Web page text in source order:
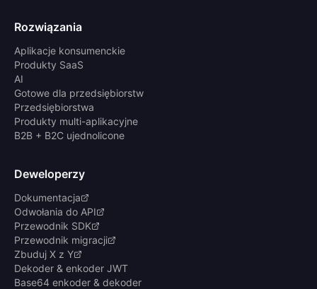
Rozwiązania
Aplikacje konsumenckie
Produkty SaaS
AI
Gotowe dla przedsiębiorstw
Przedsiębiorstwa
Produkty multi-aplikacyjne
B2B + B2C ujednolicone
Deweloperzy
Dokumentacja
Odwołania do API
Przewodnik SDK
Przewodnik migracji
Zbuduj X z Y
Dekoder & enkoder JWT
Base64 enkoder & dekoder